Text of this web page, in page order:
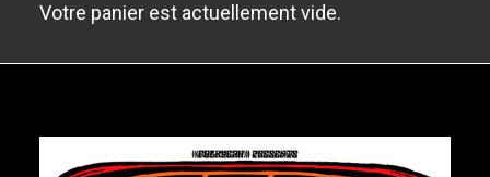
Votre panier est actuellement vide.